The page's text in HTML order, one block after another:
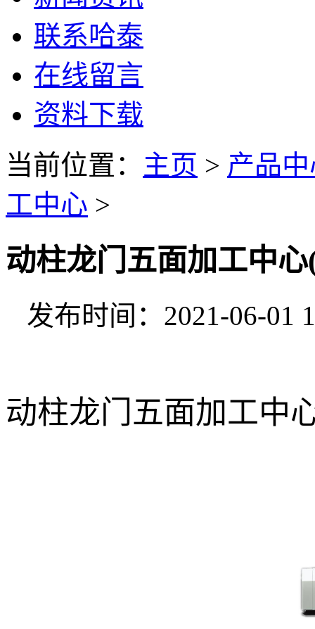
联系哈泰
在线留言
资料下载
当前位置： 主页 > 产品
工中心 >
动柱龙门五面加工中
发布时间：2021-06-01
动柱龙门五面加工中